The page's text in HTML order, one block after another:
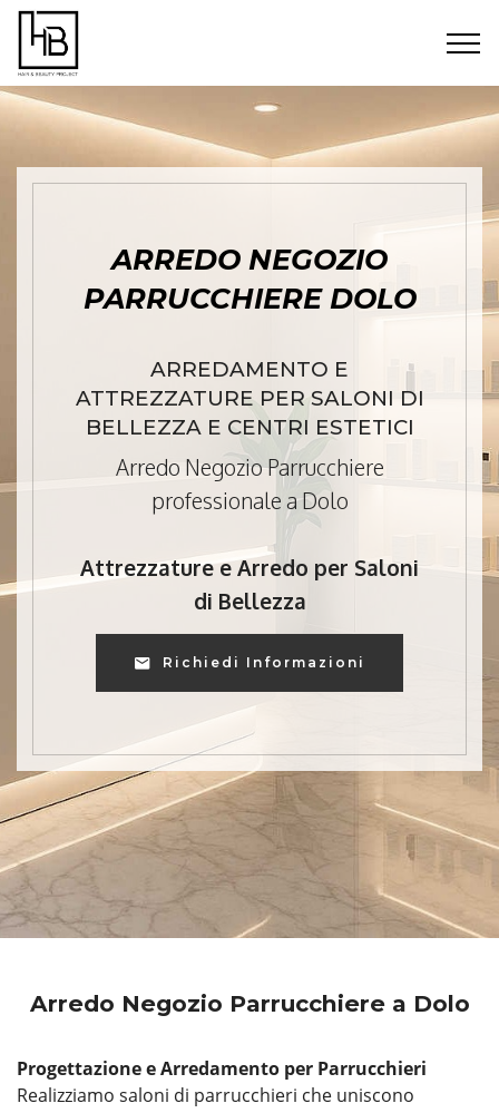
ARREDO NEGOZIO
PARRUCCHIERE DOLO
ARREDAMENTO E
ATTREZZATURE PER SALONI DI
BELLEZZA E CENTRI ESTETICI
Arredo Negozio Parrucchiere
professionale a Dolo
Attrezzature e Arredo per Saloni
di Bellezza
Richiedi Informazioni
Arredo Negozio Parrucchiere a Dolo
Progettazione e Arredamento per Parrucchieri
Realizziamo saloni di parrucchieri che uniscono